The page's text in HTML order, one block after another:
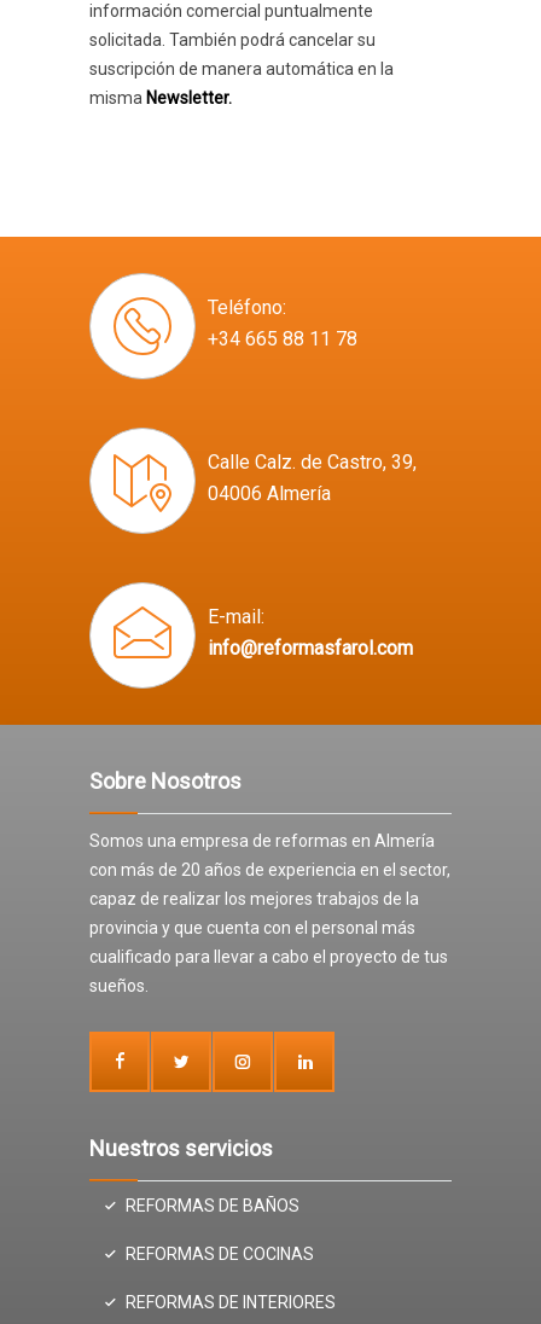
información comercial puntualmente
solicitada. También podrá cancelar su
suscripción de manera automática en la
misma Newsletter.
Teléfono:
+34 665 88 11 78
Calle Calz. de Castro, 39,
04006 Almería
E-mail:
info@reformasfarol.com
Sobre Nosotros
Somos una empresa de reformas en Almería
con más de 20 años de experiencia en el sector,
capaz de realizar los mejores trabajos de la
provincia y que cuenta con el personal más
cualificado para llevar a cabo el proyecto de tus
sueños.
Nuestros servicios
REFORMAS DE BAÑOS
REFORMAS DE COCINAS
REFORMAS DE INTERIORES